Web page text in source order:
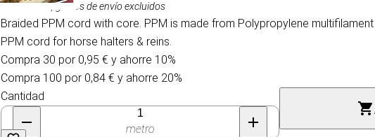
IVA incluido, gastos de envío excluidos
Braided PPM cord with core. PPM is made from Polypropylene
PPM cord for horse halters & reins.
Compra 30 por 0,95 € y ahorre 10%
Compra 100 por 0,84 € y ahorre 20%
Cantidad
metro